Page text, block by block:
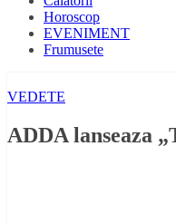
Horoscop
EVENIMENT
Frumusete
VEDETE
ADDA lanseaza